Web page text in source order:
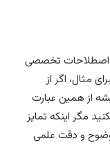
اصطلاحات تخصصی
مثال، اگر از
از همین عبارت
مگر اینکه تمایز
و دقت علمی